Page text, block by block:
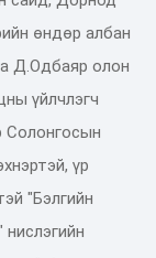
өндөр албан
Д.Одбаяр олон
үйлчлэгч
Солонгосын
үр
"Бэлгийн